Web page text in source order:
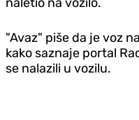
"Avaz" piše da je voz
kako saznaje portal
se nalazili u vozilu.